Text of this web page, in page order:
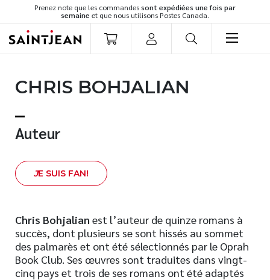
Prenez note que les commandessont expédiées une fois par
semaine et que nous utilisons Postes Canada.
Romans
Développement personnel
Spiritualité
Famille
Témoignages
Vie pratique
Finances
CHRIS BOHJALIAN
Auteur
JE SUIS FAN!
Chris Bohjalian est l’auteur de quinze romans à
succès, dont plusieurs se sont hissés au sommet
des palmarès et ont été sélectionnés par le Oprah
Book Club. Ses œuvres sont traduites dans vingt-
cinq pays et trois de ses romans ont été adaptés